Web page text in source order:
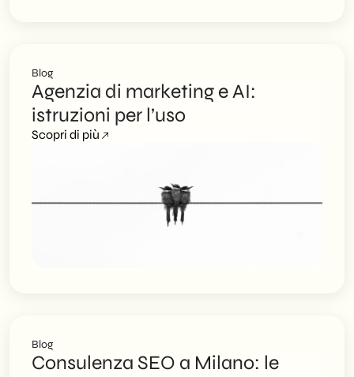
Blog
Agenzia di marketing e AI:
istruzioni per l’uso
Scopri di più
Blog
Consulenza SEO a Milano: le